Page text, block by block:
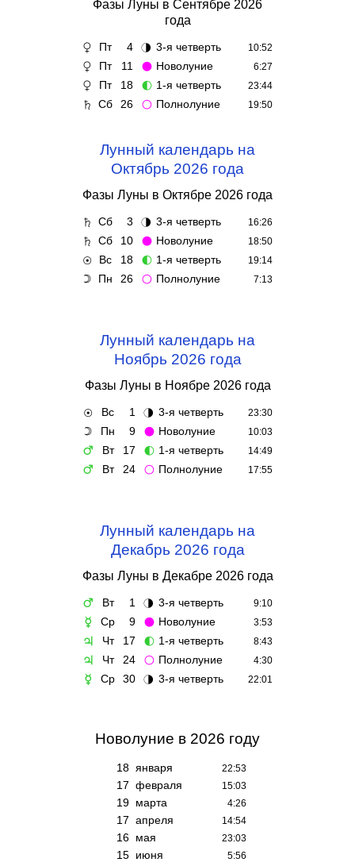
Фазы Луны в Сентябре 2026
года
♀ Пт 4 🌗 3-я четверть 10:52
♀ Пт 11 🌑 Новолуние 6:27
♀ Пт 18 🌓 1-я четверть 23:44
♄ Сб 26 🌕 Полнолуние 19:50
Лунный календарь на
Октябрь 2026 года
Фазы Луны в Октябре 2026 года
♄ Сб 3 🌗 3-я четверть 16:26
♄ Сб 10 🌑 Новолуние 18:50
☉ Вс 18 🌓 1-я четверть 19:14
☽ Пн 26 🌕 Полнолуние 7:13
Лунный календарь на
Ноябрь 2026 года
Фазы Луны в Ноябре 2026 года
☉ Вс 1 🌗 3-я четверть 23:30
☽ Пн 9 🌑 Новолуние 10:03
♂ Вт 17 🌓 1-я четверть 14:49
♂ Вт 24 🌕 Полнолуние 17:55
Лунный календарь на
Декабрь 2026 года
Фазы Луны в Декабре 2026 года
♂ Вт 1 🌗 3-я четверть 9:10
☿ Ср 9 🌑 Новолуние 3:53
♃ Чт 17 🌓 1-я четверть 8:43
♃ Чт 24 🌕 Полнолуние 4:30
☿ Ср 30 🌗 3-я четверть 22:01
Новолуние в 2026 году
18 января 22:53
17 февраля 15:03
19 марта 4:26
17 апреля 14:54
16 мая 23:03
15 июня 5:56